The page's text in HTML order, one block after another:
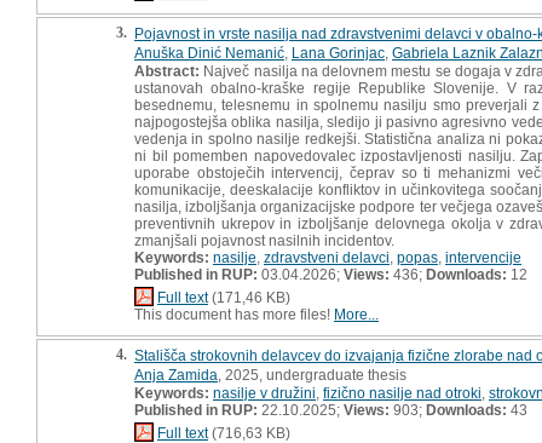
3. Pojavnost in vrste nasilja nad zdravstvenimi delavci v
Anuška Dinić Nemanić Lana Gorinjac Gabriela Laznik
Abstract: Največ nasilja na delovnem mestu se dogaja v
ustanovah obalno-kraške regije Republike Slovenije. V
besednemu, telesnemu in spolnemu nasilju smo preverjali
najpogostejša oblika nasilja, sledijo ji pasivno agresivno
vedenja in spolno nasilje redkejši. Statistična analiza ni
ni bil pomemben napovedovalec izpostavljenosti nasilju.
uporabe obstoječih intervencij, čeprav so ti mehanizmi
komunikacije, deeskalacije konfliktov in učinkovitega
nasilja, izboljšanja organizacijske podpore ter večjega
preventivnih ukrepov in izboljšanje delovnega okolja v
zmanjšali pojavnost nasilnih incidentov.
Keywords: nasilje zdravstveni delavci popas intervencije
Published in RUP: 03.04.2026; Views: 436; Downloads: 12
Full text(171,46 KB)
This document has more files! More...
4. Stališča strokovnih delavcev do izvajanja fizične zlorabe nad
Anja Zamida , 2025, undergraduate thesis
Keywords: nasilje v družini fizično nasilje nad otroki
Published in RUP: 22.10.2025; Views: 903; Downloads: 43
Full text(716,63 KB)